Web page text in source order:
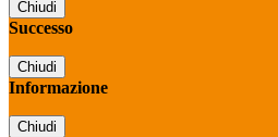
Chiudi
Successo
Chiudi
Informazione
Chiudi